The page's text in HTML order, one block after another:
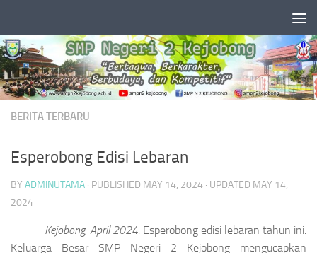
BERITA TERBARU
Esperobong Edisi Lebaran
BY ADMINUTAMA · PUBLISHED MAY 14, 2024 · UPDATED MAY 14,
2024
Kejobong, April 2024. Esperobong edisi lebaran tahun ini.
Keluarga Besar SMP Negeri 2 Kejobong mengucapkan